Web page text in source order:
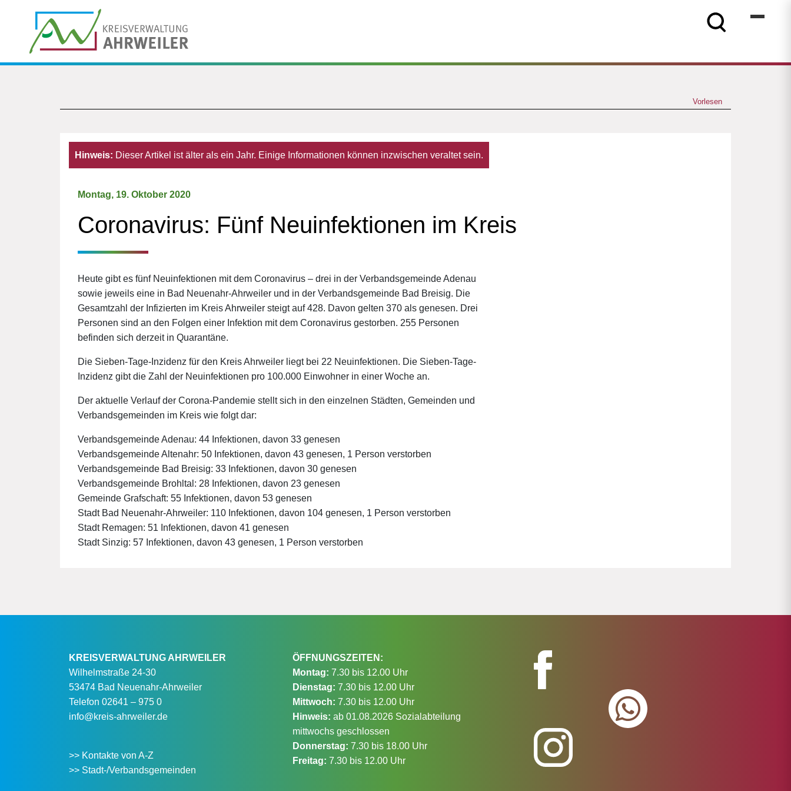
Vorlesen
Hinweis: Dieser Artikel ist älter als ein Jahr. Einige Informationen können inzwischen veraltet sein.
Montag, 19. Oktober 2020
Coronavirus: Fünf Neuinfektionen im Kreis
Heute gibt es fünf Neuinfektionen mit dem Coronavirus – drei in der Verbandsgemeinde Adenau
sowie jeweils eine in Bad Neuenahr-Ahrweiler und in der Verbandsgemeinde Bad Breisig. Die
Gesamtzahl der Infizierten im Kreis Ahrweiler steigt auf 428. Davon gelten 370 als genesen. Drei
Personen sind an den Folgen einer Infektion mit dem Coronavirus gestorben. 255 Personen
befinden sich derzeit in Quarantäne.
Die Sieben-Tage-Inzidenz für den Kreis Ahrweiler liegt bei 22 Neuinfektionen. Die Sieben-Tage-
Inzidenz gibt die Zahl der Neuinfektionen pro 100.000 Einwohner in einer Woche an.
Der aktuelle Verlauf der Corona-Pandemie stellt sich in den einzelnen Städten, Gemeinden und
Verbandsgemeinden im Kreis wie folgt dar:
Verbandsgemeinde Adenau: 44 Infektionen, davon 33 genesen
Verbandsgemeinde Altenahr: 50 Infektionen, davon 43 genesen, 1 Person verstorben
Verbandsgemeinde Bad Breisig: 33 Infektionen, davon 30 genesen
Verbandsgemeinde Brohltal: 28 Infektionen, davon 23 genesen
Gemeinde Grafschaft: 55 Infektionen, davon 53 genesen
Stadt Bad Neuenahr-Ahrweiler: 110 Infektionen, davon 104 genesen, 1 Person verstorben
Stadt Remagen: 51 Infektionen, davon 41 genesen
Stadt Sinzig: 57 Infektionen, davon 43 genesen, 1 Person verstorben
KREISVERWALTUNG AHRWEILER
Wilhelmstraße 24-30
53474 Bad Neuenahr-Ahrweiler
Telefon 02641 – 975 0
info@kreis-ahrweiler.de
>> Kontakte von A-Z
>> Stadt-/Verbandsgemeinden
ÖFFNUNGSZEITEN:
Montag: 7.30 bis 12.00 Uhr
Dienstag: 7.30 bis 12.00 Uhr
Mittwoch: 7.30 bis 12.00 Uhr
Hinweis: ab 01.08.2026 Sozialabteilung
mittwochs geschlossen
Donnerstag: 7.30 bis 18.00 Uhr
Freitag: 7.30 bis 12.00 Uhr